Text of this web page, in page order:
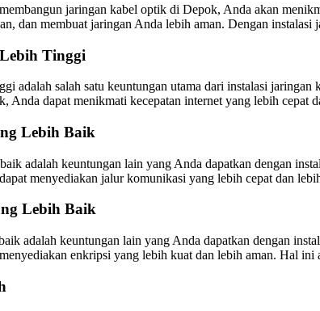
jaringan kabel optik di Depok, Anda akan
dan membuat jaringan Anda lebih aman. Dengan
Tinggi
adalah salah satu keuntungan utama dari instalasi
Anda dapat menikmati kecepatan internet yang lebih
Lebih Baik
adalah keuntungan lain yang Anda dapatkan dengan
menyediakan jalur komunikasi yang lebih cepat dan
Lebih Baik
adalah keuntungan lain yang Anda dapatkan dengan
enkripsi yang lebih kuat dan lebih aman. Hal